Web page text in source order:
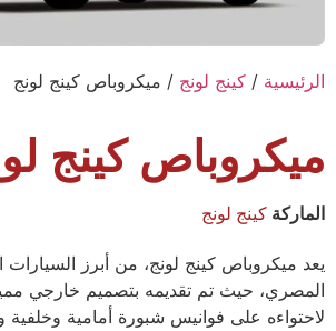
الرئيسية / كينج لونج / ميكروباص كينج لونج
ميكروباص كينج
الماركة كينج لونج
يعد ميكروباص كينج لونج، من أبرز
المصري، حيث تم تقديمه بتصميم خارجي
لاحتواءه على فوانيس شبورة أمامية وخلفية